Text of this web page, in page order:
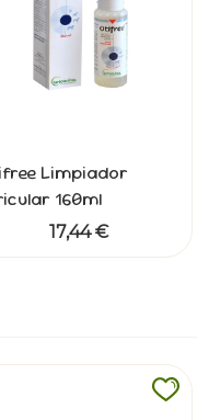
Limpiador
160ml
17,44 €